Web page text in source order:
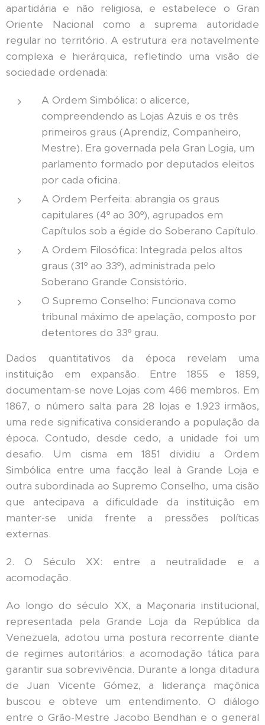
apartidária e não religiosa, e estabelece o Gran
Oriente Nacional como a suprema autoridade
regular no território. A estrutura era notavelmente
complexa e hierárquica, refletindo uma visão de
sociedade ordenada:
A Ordem Simbólica: o alicerce,
compreendendo as Lojas Azuis e os três
primeiros graus (Aprendiz, Companheiro,
Mestre). Era governada pela Gran Logia, um
parlamento formado por deputados eleitos
por cada oficina.
A Ordem Perfeita: abrangia os graus
capitulares (4º ao 30º), agrupados em
Capítulos sob a égide do Soberano Capítulo.
A Ordem Filosófica: Integrada pelos altos
graus (31º ao 33º), administrada pelo
Soberano Grande Consistório.
O Supremo Conselho: Funcionava como
tribunal máximo de apelação, composto por
detentores do 33º grau.
Dados quantitativos da época revelam uma
instituição em expansão. Entre 1855 e 1859,
documentam-se nove Lojas com 466 membros. Em
1867, o número salta para 28 lojas e 1.923 irmãos,
uma rede significativa considerando a população da
época. Contudo, desde cedo, a unidade foi um
desafio. Um cisma em 1851 dividiu a Ordem
Simbólica entre uma facção leal à Grande Loja e
outra subordinada ao Supremo Conselho, uma cisão
que antecipava a dificuldade da instituição em
manter-se unida frente a pressões políticas
externas.
2. O Século XX: entre a neutralidade e a
acomodação.
Ao longo do século XX, a Maçonaria institucional,
representada pela Grande Loja da República da
Venezuela, adotou uma postura recorrente diante
de regimes autoritários: a acomodação tática para
garantir sua sobrevivência. Durante a longa ditadura
de Juan Vicente Gómez, a liderança maçônica
buscou e obteve um entendimento. O diálogo
entre o Grão-Mestre Jacobo Bendhan e o general